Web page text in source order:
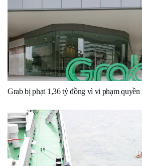
Grab bị phạt 1,36 tỷ đồng vì vi phạm